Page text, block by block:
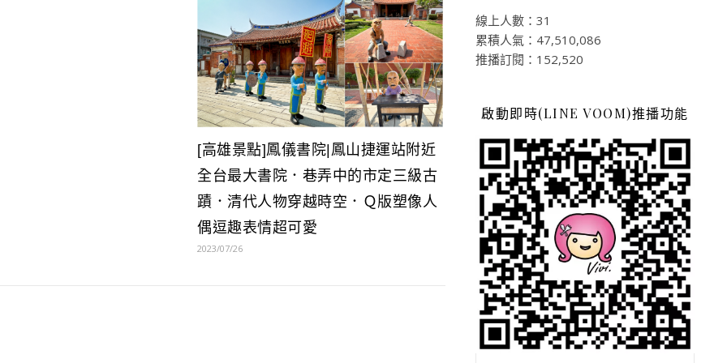
[高雄景點]鳳儀書院|鳳山捷運站附近
全台最大書院．巷弄中的市定三級古
蹟．清代人物穿越時空．Ｑ版塑像人
偶逗趣表情超可愛
2023/07/26
線上人數：31
累積人氣：47,510,086
推播訂閱：152,520
啟動即時(LINE VOOM)推播功能